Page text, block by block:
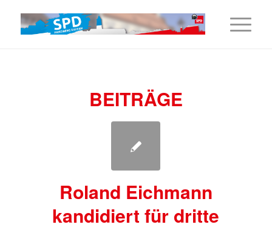
BEITRÄGE
Roland Eichmann
kandidiert für dritte